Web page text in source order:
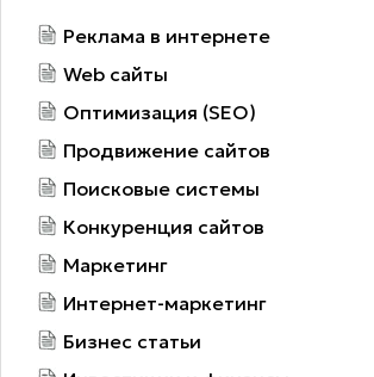
Реклама в интернете
Web сайты
Оптимизация (SEO)
Продвижение сайтов
Поисковые системы
Конкуренция сайтов
Маркетинг
Интернет-маркетинг
Бизнес статьи